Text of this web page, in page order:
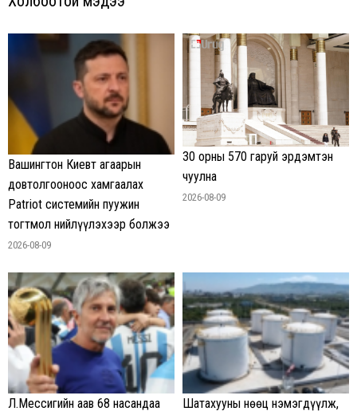
Вашингтон Киевт агаарын
довтолгооноос хамгаалах
Patriot системийн пуужин
тогтмол нийлүүлэхээр болжээ
2026-08-09
30 орны 570 гаруй эрдэмтэн
чуулна
2026-08-09
Л.Мессигийн аав 68 насандаа
Шатахууны нөөц нэмэгдүүлж,